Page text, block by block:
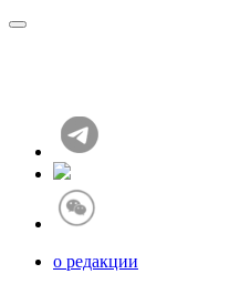
о редакции